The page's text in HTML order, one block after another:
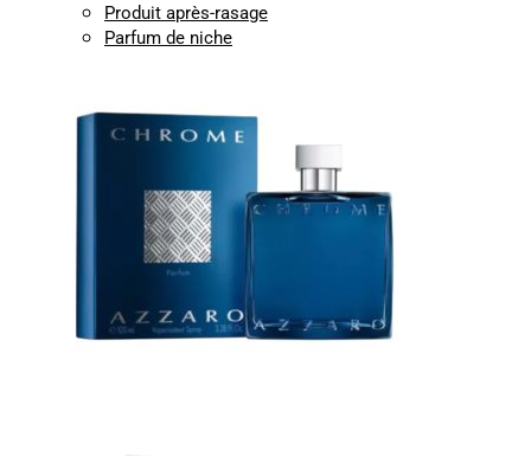
Produit après-rasage
Parfum de niche